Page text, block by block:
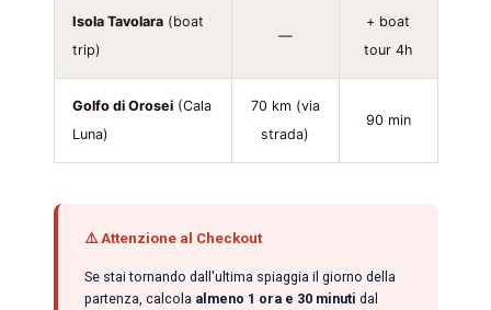
Isola Tavolara(boat
trip)
—
+ boat
tour 4h
Golfo di Orosei(Cala
Luna)
70 km (via
strada)
90 min
⚠️ Attenzione al Checkout
Se stai tornando dall'ultima spiaggia il giorno della
partenza, calcola almeno 1 ora e 30 minuti dal